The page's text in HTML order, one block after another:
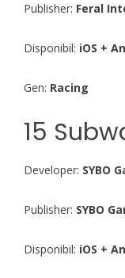
Publisher: Feral
Disponibil: iOS +
Gen: Racing
15
Developer: SYBO
Publisher: SYBO
Disponibil: iOS +